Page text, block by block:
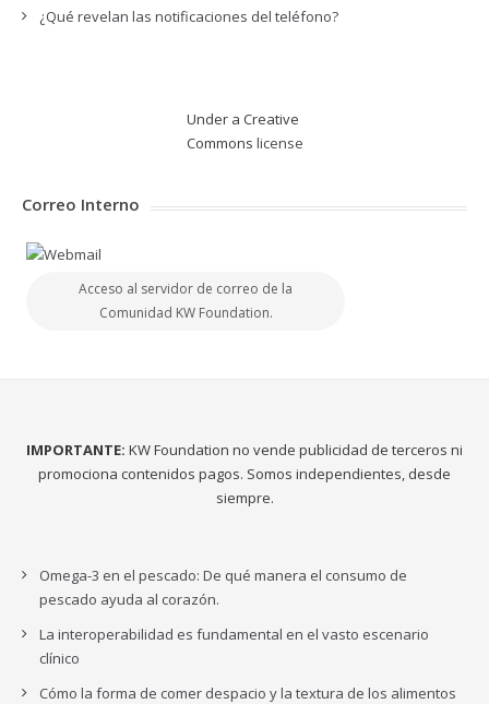
¿Qué revelan las notificaciones del teléfono?
Under a Creative
Commons license
Correo Interno
Acceso al servidor de correo de la
Comunidad KW Foundation.
IMPORTANTE: KW Foundation no vende publicidad de terceros ni
promociona contenidos pagos. Somos independientes, desde
siempre.
Omega-3 en el pescado: De qué manera el consumo de
pescado ayuda al corazón.
La interoperabilidad es fundamental en el vasto escenario
clínico
Cómo la forma de comer despacio y la textura de los alimentos